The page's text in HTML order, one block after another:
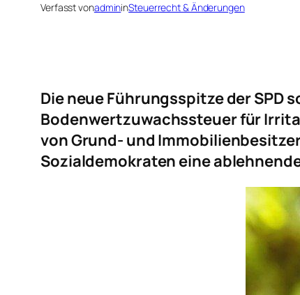
Verfasst vonadmininSteuerrecht & Änderungen
Die neue Führungsspitze der
Bodenwertzuwachssteuer für
von Grund- und
Sozialdemokraten eine